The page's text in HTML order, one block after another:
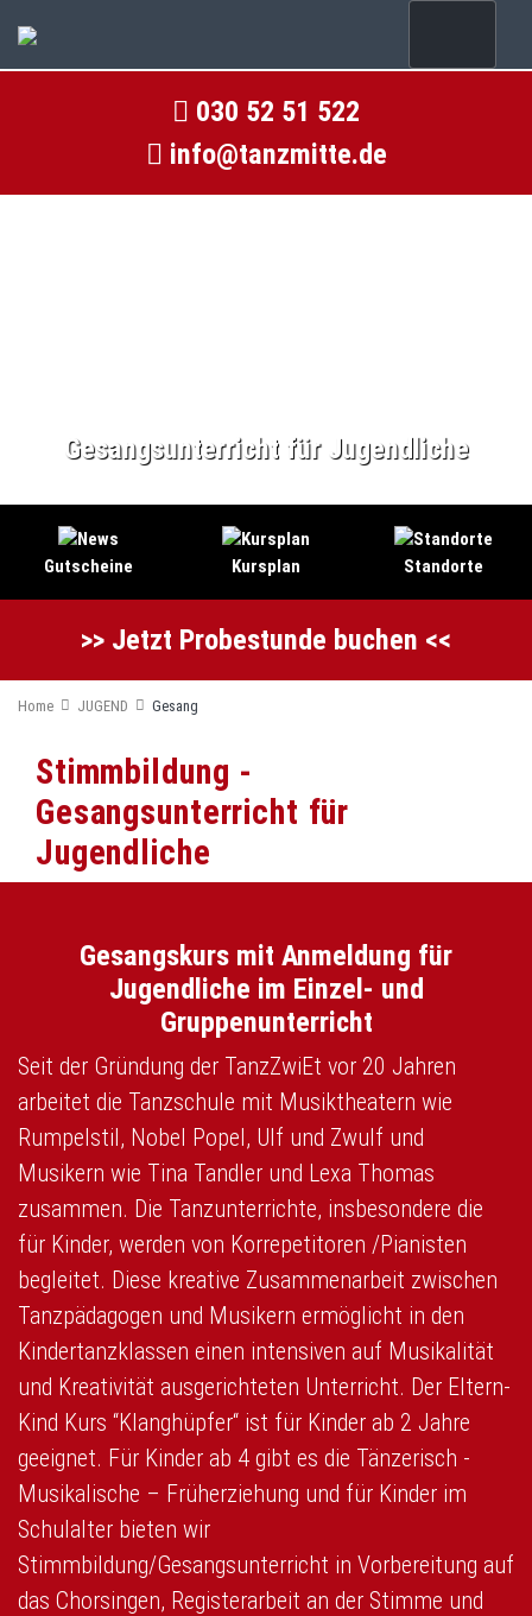
030 52 51 522
info@tanzmitte.de
Gesangsunterricht für Jugendliche
Gutscheine Kursplan Standorte
>> Jetzt Probestunde buchen <<
Home JUGEND Gesang
Stimmbildung -
Gesangsunterricht für
Jugendliche
Gesangskurs mit Anmeldung für
Jugendliche im Einzel- und
Gruppenunterricht
Seit der Gründung der TanzZwiEt vor 20 Jahren
arbeitet die Tanzschule mit Musiktheatern wie
Rumpelstil, Nobel Popel, Ulf und Zwulf und
Musikern wie Tina Tandler und Lexa Thomas
zusammen. Die Tanzunterrichte, insbesondere die
für Kinder, werden von Korrepetitoren /Pianisten
begleitet. Diese kreative Zusammenarbeit zwischen
Tanzpädagogen und Musikern ermöglicht in den
Kindertanzklassen einen intensiven auf Musikalität
und Kreativität ausgerichteten Unterricht. Der Eltern-
Kind Kurs “Klanghüpfer“ ist für Kinder ab 2 Jahre
geeignet. Für Kinder ab 4 gibt es die Tänzerisch -
Musikalische – Früherziehung und für Kinder im
Schulalter bieten wir
Stimmbildung/Gesangsunterricht in Vorbereitung auf
das Chorsingen, Registerarbeit an der Stimme und